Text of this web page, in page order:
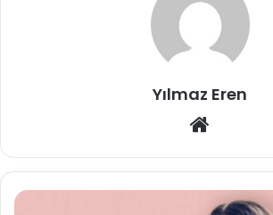
Yılmaz Eren